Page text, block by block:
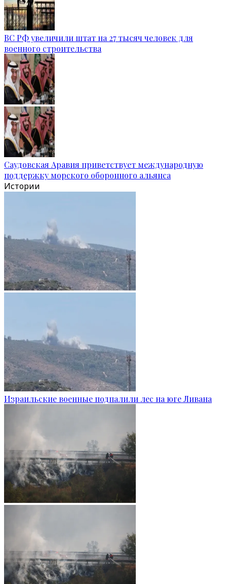
ВС РФ увеличили штат на 27 тысяч человек для
военного строительства
Саудовская Аравия приветствует международную
поддержку морского оборонного альянса
Истории
Израильские военные подпалили лес на юге Ливана